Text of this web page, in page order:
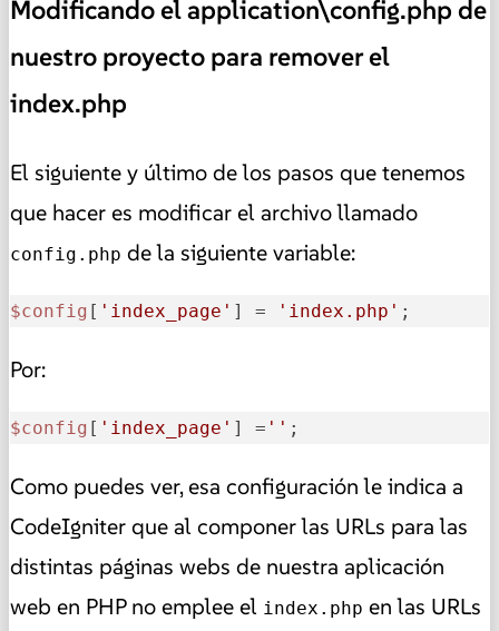
Modificando el application\config.php de
nuestro proyecto para remover el
index.php
El siguiente y último de los pasos que tenemos
que hacer es modificar el archivo llamado
config.php de la siguiente variable:
$config [ 'index_page' ] = 'index.php' ;
Por:
$config [ 'index_page' ] = '' ;
Como puedes ver, esa configuración le indica a
CodeIgniter que al componer las URLs para las
distintas páginas webs de nuestra aplicación
web en PHP no emplee el index.php en las URLs